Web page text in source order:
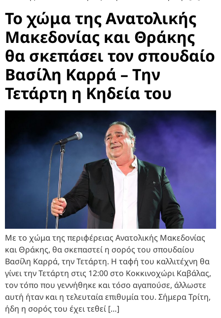
Το χώμα της Ανατολικής
Μακεδονίας και Θράκης
θα σκεπάσει τον σπουδαίο
Βασίλη Καρρά – Την
Τετάρτη η Κηδεία του
Με το χώμα της περιφέρειας Ανατολικής Μακεδονίας
και Θράκης, θα σκεπαστεί η σορός του σπουδαίου
Βασίλη Καρρά, την Τετάρτη. Η ταφή του καλλιτέχνη θα
γίνει την Τετάρτη στις 12:00 στο Κοκκινοχώρι Καβάλας,
τον τόπο που γεννήθηκε και τόσο αγαπούσε, άλλωστε
αυτή ήταν και η τελευταία επιθυμία του. Σήμερα Τρίτη,
ήδη η σορός του έχει τεθεί […]